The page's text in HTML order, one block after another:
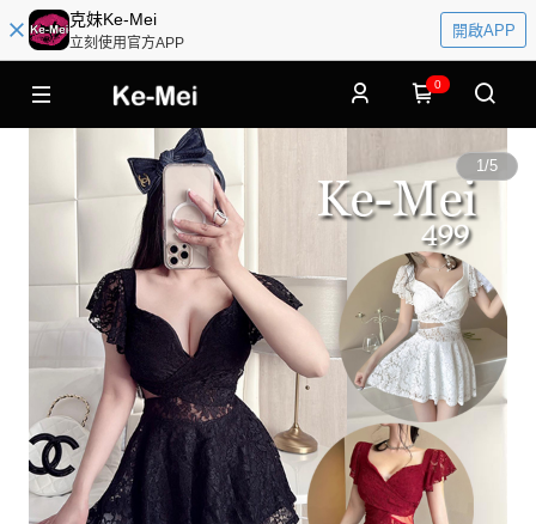
克妹Ke-Mei
立刻使用官方APP
開啟APP
0
1/5